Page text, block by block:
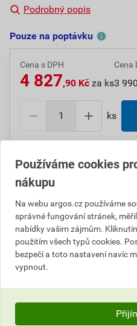
Podrobný popis
Pouze na poptávku
Cena s DPH
4 827,90 Kč za ks
Cena
3
ks
(3 990,00Kčbez DPH).
Výrobky značky:CIMCO
Popis
CIMCO 177508
Používáme cookies
nákupu
Na webu argos.cz používáme
správné fungování stránek,
nabídky vašim zájmům.
použitím všech typů cookies.
bezpečí a toto nastavení navíc
vypnout.